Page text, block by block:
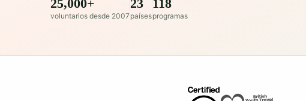
25,000+
voluntarios desde 2007
23
países
118
programas